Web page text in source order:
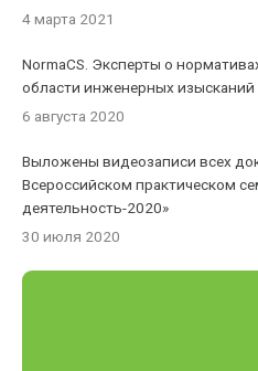
4 марта 2021
NormaCS. Эксперты о
области инженерных изысканий
6 августа 2020
Выложены видеозаписи всех
Всероссийском практическом
деятельность-2020»
30 июля 2020